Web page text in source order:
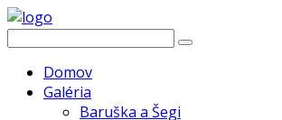
Domov
Galéria
Baruška a Šegi